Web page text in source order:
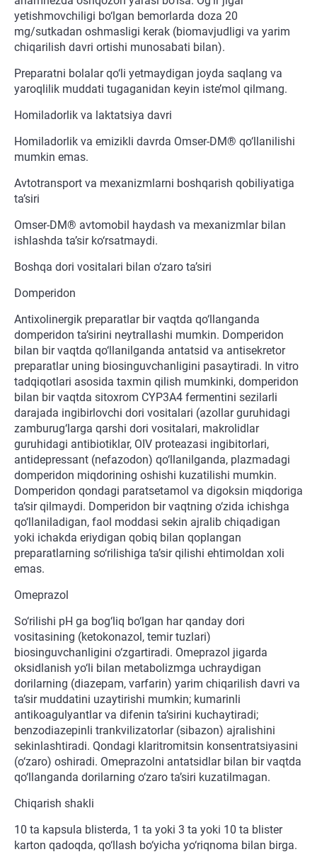
yetishmovchiligi bo‘lgan bemorlarda doza 20
mg/sutkadan oshmasligi kerak (biomavjudligi va yarim
chiqarilish davri ortishi munosabati bilan).
Preparatni bolalar qo‘li yetmaydigan joyda saqlang va
yaroqlilik muddati tugaganidan keyin iste’mol qilmang.
Homiladorlik va laktatsiya davri
Homiladorlik va emizikli davrda Omser-DM® qo‘llanilishi
mumkin emas.
Avtotransport va mexanizmlarni boshqarish qobiliyatiga
ta’siri
Omser-DM® avtomobil haydash va mexanizmlar bilan
ishlashda ta’sir ko‘rsatmaydi.
Boshqa dori vositalari bilan o‘zaro ta’siri
Domperidon
Antixolinergik preparatlar bir vaqtda qo‘llanganda
domperidon ta’sirini neytrallashi mumkin. Domperidon
bilan bir vaqtda qo‘llanilganda antatsid va antisekretor
preparatlar uning biosinguvchanligini pasaytiradi. In vitro
tadqiqotlari asosida taxmin qilish mumkinki, domperidon
bilan bir vaqtda sitoxrom CYP3A4 fermentini sezilarli
darajada ingibirlovchi dori vositalari (azollar guruhidagi
zamburug‘larga qarshi dori vositalari, makrolidlar
guruhidagi antibiotiklar, OIV proteazasi ingibitorlari,
antidepressant (nefazodon) qo‘llanilganda, plazmadagi
domperidon miqdorining oshishi kuzatilishi mumkin.
Domperidon qondagi paratsetamol va digoksin miqdoriga
ta’sir qilmaydi. Domperidon bir vaqtning o‘zida ichishga
qo‘llaniladigan, faol moddasi sekin ajralib chiqadigan
yoki ichakda eriydigan qobiq bilan qoplangan
preparatlarning so‘rilishiga ta’sir qilishi ehtimoldan xoli
emas.
Omeprazol
So‘rilishi pH ga bog‘liq bo‘lgan har qanday dori
vositasining (ketokonazol, temir tuzlari)
biosinguvchanligini o‘zgartiradi. Omeprazol jigarda
oksidlanish yo‘li bilan metabolizmga uchraydigan
dorilarning (diazepam, varfarin) yarim chiqarilish davri va
ta’sir muddatini uzaytirishi mumkin; kumarinli
antikoagulyantlar va difenin ta’sirini kuchaytiradi;
benzodiazepinli trankvilizatorlar (sibazon) ajralishini
sekinlashtiradi. Qondagi klaritromitsin konsentratsiyasini
(o‘zaro) oshiradi. Omeprazolni antatsidlar bilan bir vaqtda
qo‘llanganda dorilarning o‘zaro ta’siri kuzatilmagan.
Chiqarish shakli
10 ta kapsula blisterda, 1 ta yoki 3 ta yoki 10 ta blister
karton qadoqda, qo‘llash bo‘yicha yo‘riqnoma bilan birga.